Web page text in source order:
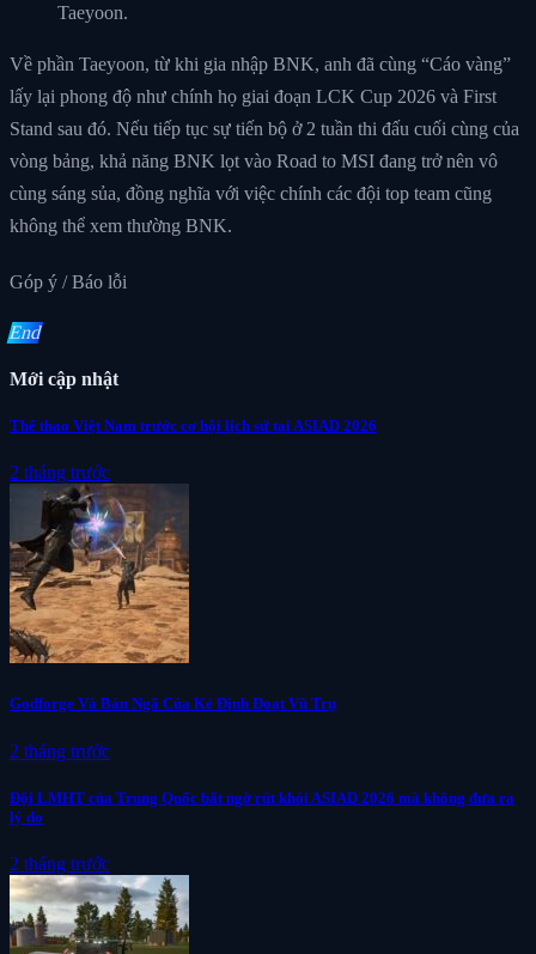
Taeyoon.
Về phần Taeyoon, từ khi gia nhập BNK, anh đã cùng “Cáo vàng”
lấy lại phong độ như chính họ giai đoạn LCK Cup 2026 và First
Stand sau đó. Nếu tiếp tục sự tiến bộ ở 2 tuần thi đấu cuối cùng của
vòng bảng, khả năng BNK lọt vào Road to MSI đang trở nên vô
cùng sáng sủa, đồng nghĩa với việc chính các đội top team cũng
không thể xem thường BNK.
Góp ý / Báo lỗi
End
Mới cập nhật
Thể thao Việt Nam trước cơ hội lịch sử tại ASIAD 2026
2 tháng trước
Godforge Và Bản Ngã Của Kẻ Định Đoạt Vũ Trụ
2 tháng trước
Đội LMHT của Trung Quốc bất ngờ rút khỏi ASIAD 2026 mà không đưa ra
lý do
2 tháng trước